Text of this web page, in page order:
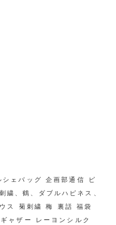
シェバッグ 企画部通信 ピ
、鶴、ダブルハピネス、
ス 菊刺繍 梅 裏話 福袋
ギャザー レーヨンシルク